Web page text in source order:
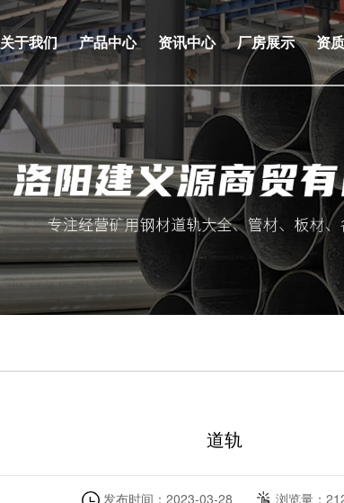
关于我们 产品中心 资讯中心 厂房展示 资
道轨
发布时间： 2023-03-28 浏览量：